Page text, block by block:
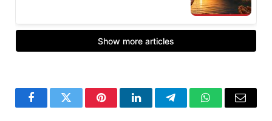
FacebookTwitter PinterestLinkedInTelegramWhatsApp
Email